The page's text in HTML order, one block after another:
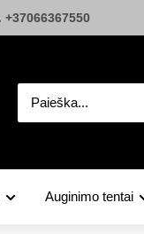
Auginimo tentai